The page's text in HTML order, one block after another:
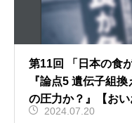
第11回 「日本の食
『論点5 遺伝子組
の圧力か？』【お
授の放言を検証する
2024.07.20